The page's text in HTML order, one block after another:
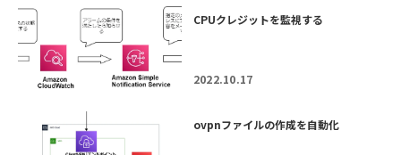
CPUクレジットを監視する
2022.10.17
ovpnファイルの作成を自動化